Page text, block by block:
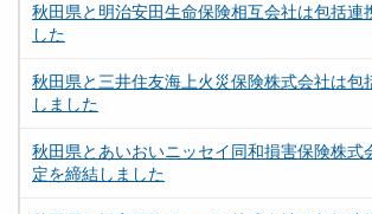
秋田県と明治安田生命保険相互会社は包括連
した
秋田県と三井住友海上火災保険株式会社は包
しました
秋田県とあいおいニッセイ同和損害保険株式
定を締結しました